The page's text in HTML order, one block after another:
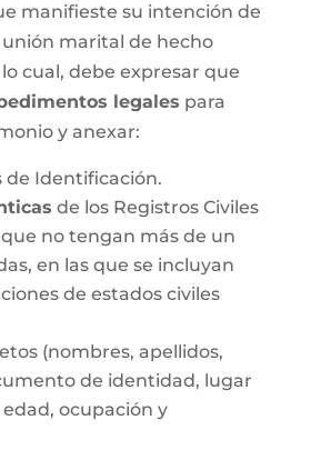
manifieste su intención de
marital de hecho
cual, debe expresar que
legales para
y anexar:
de Identificación.
de los Registros Civiles
no tengan más de un
en las que se incluyan
de estados civiles
(nombres, apellidos,
de identidad, lugar
ocupación y